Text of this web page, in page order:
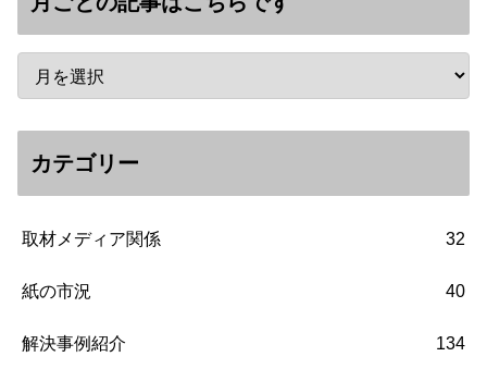
カテゴリー
取材メディア関係 32
紙の市況 40
解決事例紹介 134